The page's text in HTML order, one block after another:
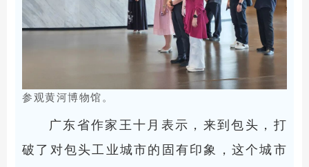
参观黄河博物馆。
广东省作家王十月表示，来到包头，打
破了对包头工业城市的固有印象，这个城市